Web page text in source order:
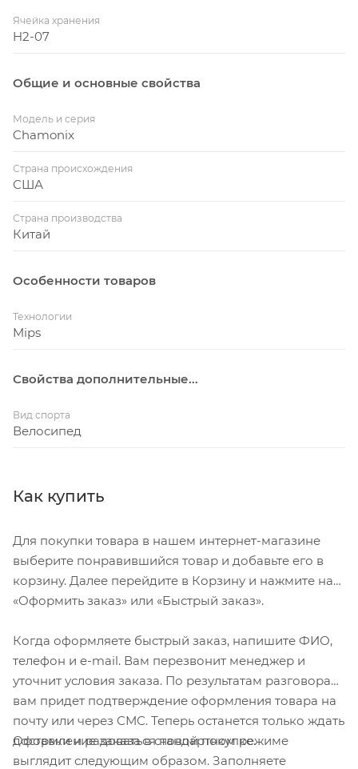
Светоотражающие элементы и наклейки для
лучшей видимости в темное время суток.
Ячейка хранения
H2-07
Общие и основные свойства
Модель и серия
Chamonix
Страна происхождения
США
Страна производства
Китай
Особенности товаров
Технологии
Mips
Свойства дополнительные...
Вид спорта
Велосипед
Как купить
Для покупки товара в нашем интернет-магазине
выберите понравившийся товар и добавьте его в
корзину. Далее перейдите в Корзину и нажмите на
«Оформить заказ» или «Быстрый заказ».
Когда оформляете быстрый заказ, напишите ФИО,
телефон и e-mail. Вам перезвонит менеджер и
уточнит условия заказа. По результатам разговора
вам придет подтверждение оформления товара на
почту или через СМС. Теперь останется только ждать
доставки и радоваться новой покупке.
Оформление заказа в стандартном режиме
выглядит следующим образом. Заполняете